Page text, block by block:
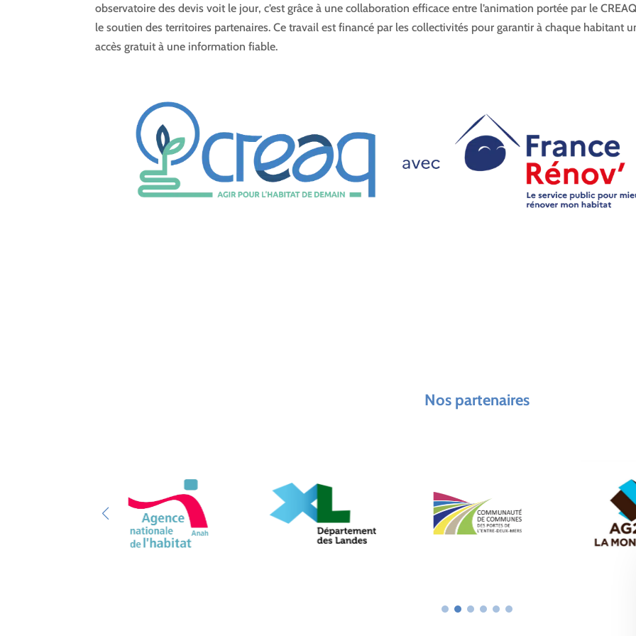
observatoire des devis voit le jour, c’est grâce à une collaboration efficace entre l’animation portée par le
le soutien des territoires partenaires. Ce travail est financé par les collectivités pour garantir à chaque habitant
accès gratuit à une information fiable.
Nos partenaires